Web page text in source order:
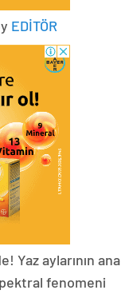
EDİTÖR
Yaz aylarının ana
fenomeni